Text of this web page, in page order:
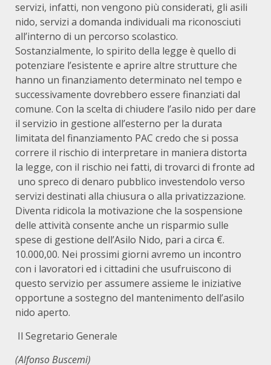
servizi, infatti, non vengono più considerati, gli asili
nido, servizi a domanda individuali ma riconosciuti
all’interno di un percorso scolastico.
Sostanzialmente, lo spirito della legge è quello di
potenziare l’esistente e aprire altre strutture che
hanno un finanziamento determinato nel tempo e
successivamente dovrebbero essere finanziati dal
comune. Con la scelta di chiudere l’asilo nido per dare
il servizio in gestione all’esterno per la durata
limitata del finanziamento PAC credo che si possa
correre il rischio di interpretare in maniera distorta
la legge, con il rischio nei fatti, di trovarci di fronte ad
uno spreco di denaro pubblico investendolo verso
servizi destinati alla chiusura o alla privatizzazione.
Diventa ridicola la motivazione che la sospensione
delle attività consente anche un risparmio sulle
spese di gestione dell’Asilo Nido, pari a circa €.
10.000,00. Nei prossimi giorni avremo un incontro
con i lavoratori ed i cittadini che usufruiscono di
questo servizio per assumere assieme le iniziative
opportune a sostegno del mantenimento dell’asilo
nido aperto.
Il Segretario Generale
(Alfonso Buscemi)